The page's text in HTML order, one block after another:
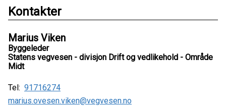
Kontakter
Marius Viken
Byggeleder
Statens vegvesen - divisjon Drift og vedlikehold - Område
Midt
Tel: 91716274
marius.ovesen.viken@vegvesen.no